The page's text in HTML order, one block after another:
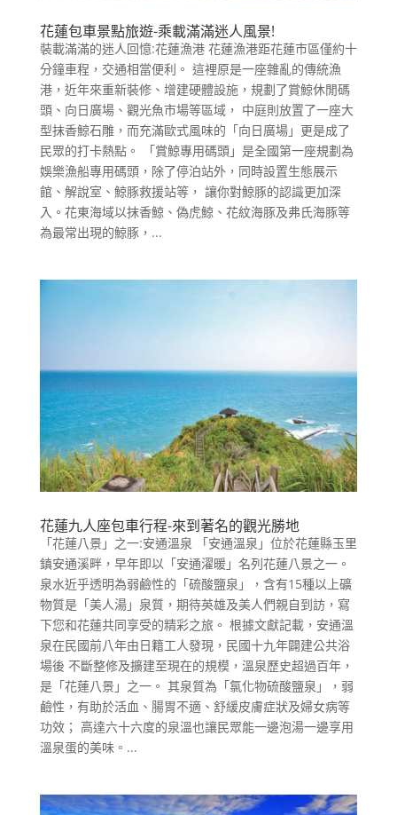
花蓮包車景點旅遊-乘載滿滿迷人風景!
裝載滿滿的迷人回憶:花蓮漁港 花蓮漁港距花蓮市區僅約十
分鐘車程，交通相當便利。 這裡原是一座雜亂的傳統漁
港，近年來重新裝修、增建硬體設施，規劃了賞鯨休閒碼
頭、向日廣場、觀光魚市場等區域， 中庭則放置了一座大
型抹香鯨石雕，而充滿歐式風味的「向日廣場」更是成了
民眾的打卡熱點。 「賞鯨專用碼頭」是全國第一座規劃為
娛樂漁船專用碼頭，除了停泊站外，同時設置生態展示
館、解說室、鯨豚救援站等， 讓你對鯨豚的認識更加深
入。花東海域以抹香鯨、偽虎鯨、花紋海豚及弗氏海豚等
為最常出現的鯨豚，...
花蓮九人座包車行程-來到著名的觀光勝地
「花蓮八景」之一:安通溫泉 「安通溫泉」位於花蓮縣玉里
鎮安通溪畔，早年即以「安通濯暖」名列花蓮八景之一。
泉水近乎透明為弱鹼性的「硫酸鹽泉」，含有15種以上礦
物質是「美人湯」泉質，期待英雄及美人們親自到訪，寫
下您和花蓮共同享受的精彩之旅。 根據文獻記載，安通溫
泉在民國前八年由日籍工人發現，民國十九年闢建公共浴
場後 不斷整修及擴建至現在的規模，溫泉歷史超過百年，
是「花蓮八景」之一。 其泉質為「氯化物硫酸鹽泉」，弱
鹼性，有助於活血、腸胃不適、舒緩皮膚症狀及婦女病等
功效； 高達六十六度的泉溫也讓民眾能一邊泡湯一邊享用
溫泉蛋的美味。...